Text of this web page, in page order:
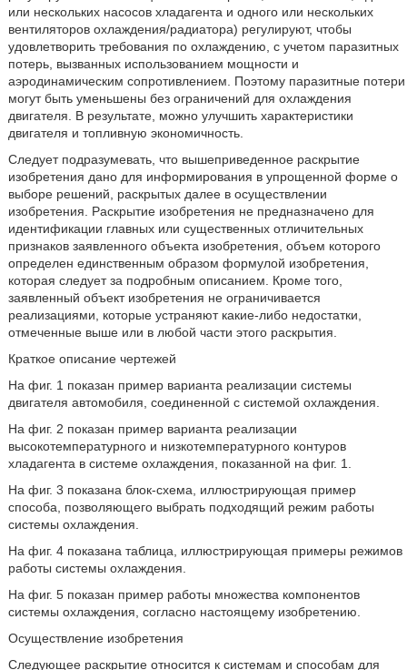
или нескольких насосов хладагента и одного или нескольких
вентиляторов охлаждения/радиатора) регулируют, чтобы
удовлетворить требования по охлаждению, с учетом паразитных
потерь, вызванных использованием мощности и
аэродинамическим сопротивлением. Поэтому паразитные потери
могут быть уменьшены без ограничений для охлаждения
двигателя. В результате, можно улучшить характеристики
двигателя и топливную экономичность.
Следует подразумевать, что вышеприведенное раскрытие
изобретения дано для информирования в упрощенной форме о
выборе решений, раскрытых далее в осуществлении
изобретения. Раскрытие изобретения не предназначено для
идентификации главных или существенных отличительных
признаков заявленного объекта изобретения, объем которого
определен единственным образом формулой изобретения,
которая следует за подробным описанием. Кроме того,
заявленный объект изобретения не ограничивается
реализациями, которые устраняют какие-либо недостатки,
отмеченные выше или в любой части этого раскрытия.
Краткое описание чертежей
На фиг. 1 показан пример варианта реализации системы
двигателя автомобиля, соединенной с системой охлаждения.
На фиг. 2 показан пример варианта реализации
высокотемпературного и низкотемпературного контуров
хладагента в системе охлаждения, показанной на фиг. 1.
На фиг. 3 показана блок-схема, иллюстрирующая пример
способа, позволяющего выбрать подходящий режим работы
системы охлаждения.
На фиг. 4 показана таблица, иллюстрирующая примеры режимов
работы системы охлаждения.
На фиг. 5 показан пример работы множества компонентов
системы охлаждения, согласно настоящему изобретению.
Осуществление изобретения
Следующее раскрытие относится к системам и способам для